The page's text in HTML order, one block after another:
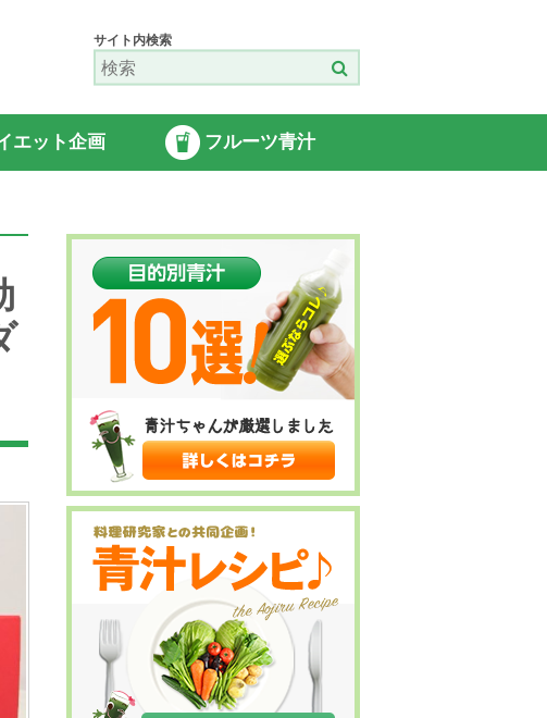
サイト内検索
エット企画 フルーツ青汁